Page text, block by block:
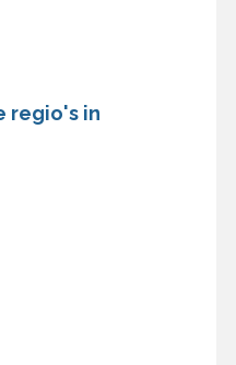
regio's in